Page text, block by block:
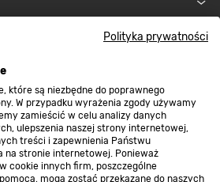
Polityka prywatności
które są niezbędne do poprawnego
W przypadku wyrażenia zgody używamy
zamieścić w celu analizy danych
ulepszenia naszej strony internetowej,
treści i zapewnienia Państwu
na stronie internetowej. Ponieważ
cookie innych firm, poszczególne
mogą zostać przekazane do naszych